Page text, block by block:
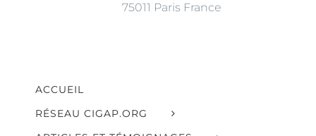
75011 Paris France
ACCUEIL
RÉSEAU CIGAP.ORG